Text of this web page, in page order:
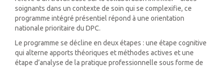
soignants dans un contexte de soin qui se complexifie, ce
programme intégré présentiel répond à une orientation
nationale prioritaire du DPC.
Le programme se décline en deux étapes : une étape cognitive
qui alterne apports théoriques et méthodes actives et une
étape d’analyse de la pratique professionnelle sous forme de